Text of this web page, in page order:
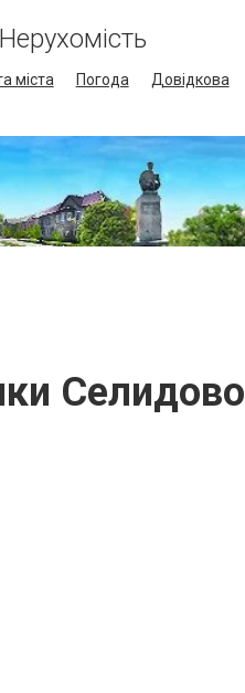
Нерухомість
міста Погода Довідкова
Селидово